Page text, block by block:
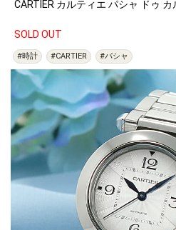
CARTIER カルティエ パシャ ドゥ
SOLD OUT
#時計 #CARTIER #パシャ